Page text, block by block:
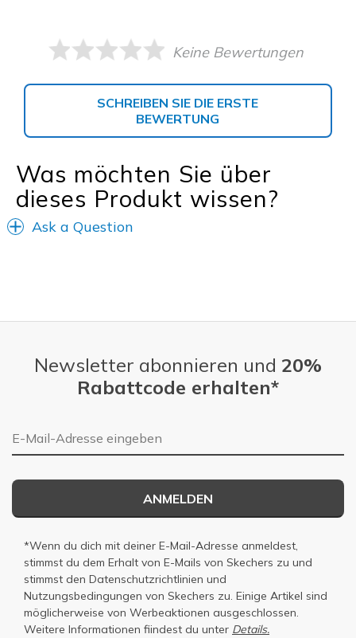
Keine Bewertungen
SCHREIBEN SIE DIE ERSTE
BEWERTUNG
Was möchten Sie über
dieses Produkt wissen?
Ask a Question
Newsletter abonnieren und 20%
Rabattcode erhalten*
E-Mail-Adresse
ANMELDEN
*Wenn du dich mit deiner E-Mail-Adresse anmeldest,
stimmst du dem Erhalt von E-Mails von Skechers zu und
stimmst den Datenschutzrichtlinien und
Nutzungsbedingungen von Skechers zu. Einige Artikel sind
möglicherweise von Werbeaktionen ausgeschlossen.
Weitere Informationen fiindest du unter Details.